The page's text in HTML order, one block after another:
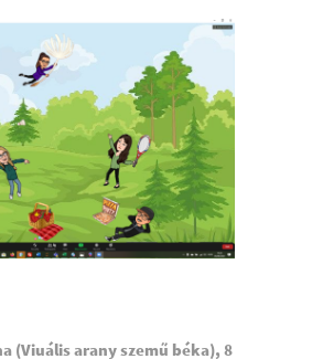
(Viuális arany szemű béka), 8